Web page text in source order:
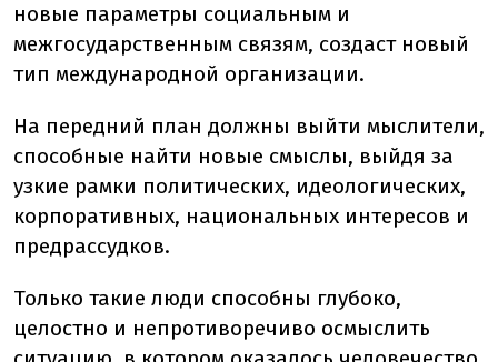
новые параметры социальным и
межгосударственным связям, создаст новый
тип международной организации.
На передний план должны выйти мыслители,
способные найти новые смыслы, выйдя за
узкие рамки политических, идеологических,
корпоративных, национальных интересов и
предрассудков.
Только такие люди способны глубоко,
целостно и непротиворечиво осмыслить